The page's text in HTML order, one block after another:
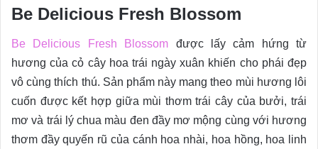
Be Delicious Fresh Blossom
Be Delicious Fresh Blossom được lấy cảm hứng từ
hương của cỏ cây hoa trái ngày xuân khiến cho phái đẹp
vô cùng thích thú. Sản phẩm này mang theo mùi hương lôi
cuốn được kết hợp giữa mùi thơm trái cây của bưởi, trái
mơ và trái lý chua màu đen đầy mơ mộng cùng với hương
thơm đầy quyến rũ của cánh hoa nhài, hoa hồng, hoa linh